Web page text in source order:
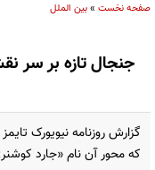
صفحه نخست »بین الملل
جنجال تازه بر سر
گزارش روزنامه نیویورک
که محور آن نام «جارد